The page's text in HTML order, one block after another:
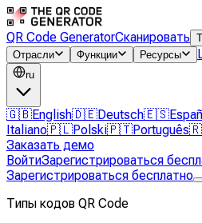
QR Code GeneratorСканировать
Отрасли
Функции Ресурсы
ru
🇬🇧English🇩🇪Deutsch🇪🇸
Italiano🇵🇱Polski🇵🇹Português
Заказать демо
ВойтиЗарегистрироваться
Зарегистрироваться бесплатно
Типы кодов QR Code